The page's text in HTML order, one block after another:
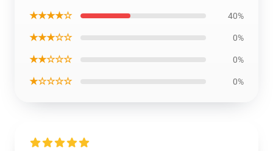
★★★★☆ 40%
★★★☆☆ 0%
★★☆☆☆ 0%
★☆☆☆☆ 0%